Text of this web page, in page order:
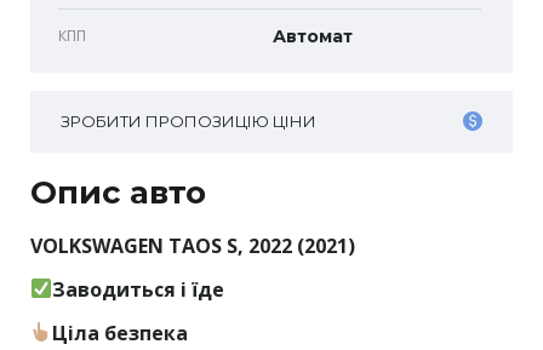
КПП Автомат
ЗРОБИТИ ПРОПОЗИЦІЮ ЦІНИ
Опис авто
VOLKSWAGEN TAOS S, 2022 (2021)
Заводиться і їде
Ціла безпека